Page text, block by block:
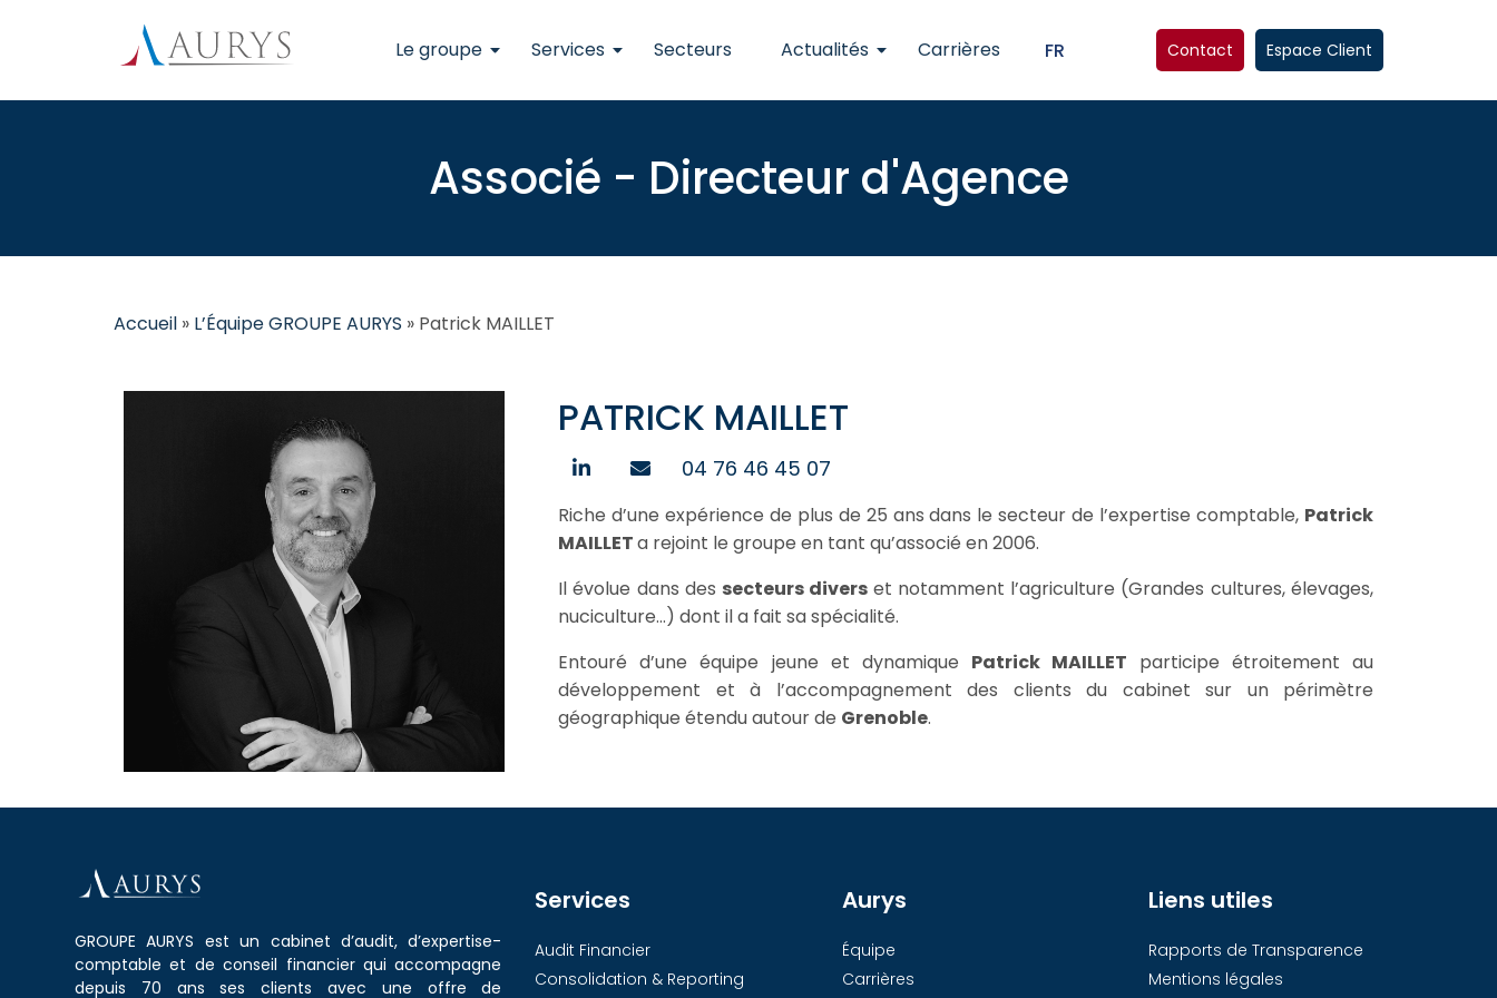
Le groupe Services Secteurs Actualités Carrières FR Contact Espace Client
Associé - Directeur d'Agence
Accueil » L’Équipe GROUPE AURYS » Patrick MAILLET
PATRICK MAILLET
04 76 46 45 07
Riche d’une expérience de plus de 25 ans dans le secteur de l’expertise comptable, Patrick
MAILLETa rejoint le groupe en tant qu’associé en 2006.
Il évolue dans des secteurs divers et notamment l’agriculture (Grandes cultures, élevages,
nuciculture…) dont il a fait sa spécialité.
Entouré d’une équipe jeune et dynamique Patrick MAILLET participe étroitement au
développement et à l’accompagnement des clients du cabinet sur un périmètre
géographique étendu autour de Grenoble.
GROUPE AURYS est un cabinet d’audit, d’expertise-
comptable et de conseil financier qui accompagne
depuis 70 ans ses clients avec une offre de
Services
Audit Financier
Consolidation & Reporting
Aurys
Équipe
Carrières
Liens utiles
Rapports de Transparence
Mentions légales